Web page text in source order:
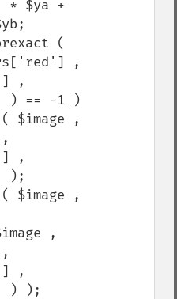
* $ya +
,
,
) == -1 )
$image ,
,
);
,
,
) );